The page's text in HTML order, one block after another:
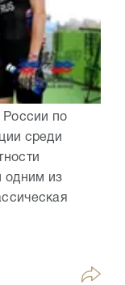
по
среди
одним из